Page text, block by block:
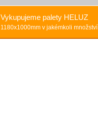
Vykupujeme palety HELUZ
1180x1000mm v jakémkoli množství